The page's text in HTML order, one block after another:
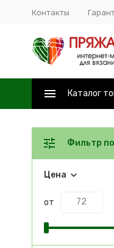
Контакты
Каталог
Фильтр
Цена
от